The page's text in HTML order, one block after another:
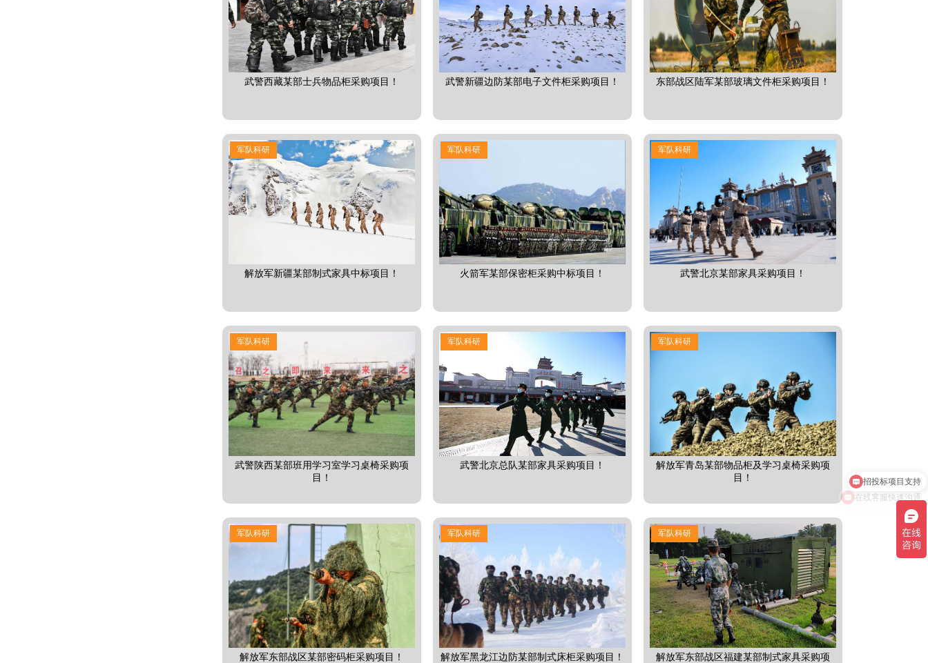
武警西藏某部士兵物品柜采购项目！ 武警新疆边防某部电子文件柜采购项目！ 东部战区陆军某部玻璃文件柜采购项目！
军队科研
解放军新疆某部制式家具中标项目！
军队科研
火箭军某部保密柜采购中标项目！
军队科研
武警北京某部家具采购项目！
军队科研
武警陕西某部班用学习室学习桌椅采购项
目！
军队科研
武警北京总队某部家具采购项目！
军队科研
解放军青岛某部物品柜及学习桌椅采购项
目！
军队科研
解放军东部战区某部密码柜采购项目！
军队科研
解放军黑龙江边防某部制式床柜采购项目！
军队科研
解放军东部战区福建某部制式家具采购项
在线客服快速沟通